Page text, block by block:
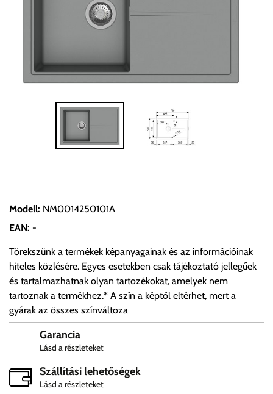
Modell: NM0014250101A
EAN: -
Törekszünk a termékek képanyagainak és az információinak
hiteles közlésére. Egyes esetekben csak tájékoztató jellegűek
és tartalmazhatnak olyan tartozékokat, amelyek nem
tartoznak a termékhez.* A szín a képtől eltérhet, mert a
gyárak az összes színváltoza
Garancia
Lásd a részleteket
Szállítási lehetőségek
Lásd a részleteket